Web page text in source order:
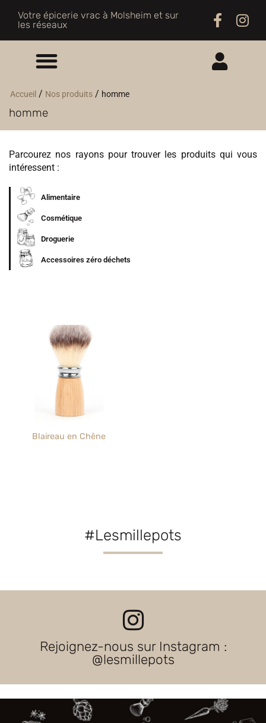
Votre épicerie vrac à Molsheim et sur
les réseaux
Accueil / Nos produits / homme
homme
Parcourez nos rayons pour trouver les produits qui vous
intéressent :
Alimentaire
Cosmétique
Droguerie
Accessoires zéro déchets
Blaireau en Chêne
#Lesmillepots
Rejoignez-nous sur Instagram :
@lesmillepots